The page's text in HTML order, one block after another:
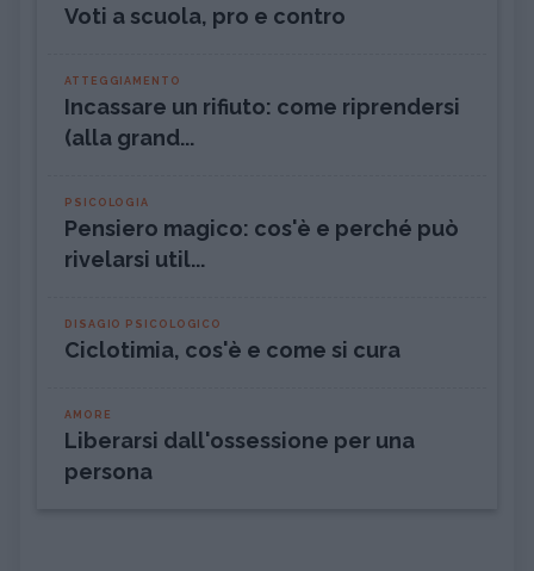
Voti a scuola, pro e contro
ATTEGGIAMENTO
Incassare un rifiuto: come riprendersi
(alla grand...
PSICOLOGIA
Pensiero magico: cos'è e perché può
rivelarsi util...
DISAGIO PSICOLOGICO
Ciclotimia, cos'è e come si cura
AMORE
Liberarsi dall'ossessione per una
persona